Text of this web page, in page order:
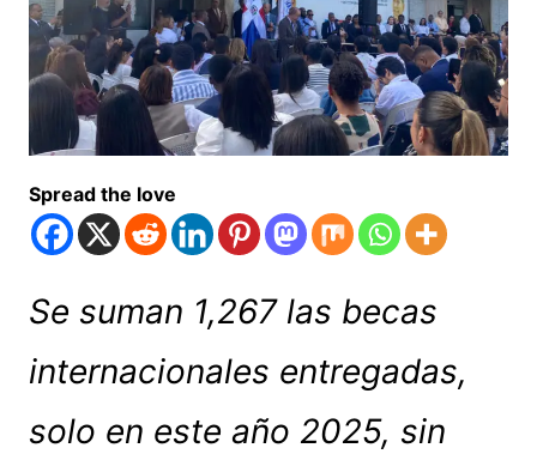
Spread the love
Se suman 1,267 las becas
internacionales entregadas,
solo en este año 2025, sin